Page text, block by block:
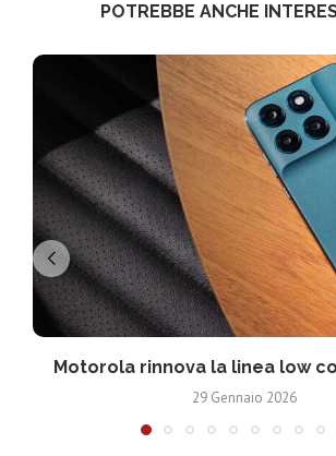
POTREBBE ANCHE
Motorola rinnova la linea low
29 Gennaio 2026